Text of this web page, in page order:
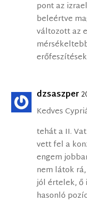
pont az
beleértve
változott az
dzsaszper
Kedves
tehát a II.
vett fel a
engem
nem látok
jól értelek, ő
hasonló